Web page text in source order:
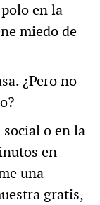
en la
miedo de
¿Pero no
o en la
en
una
gratis,